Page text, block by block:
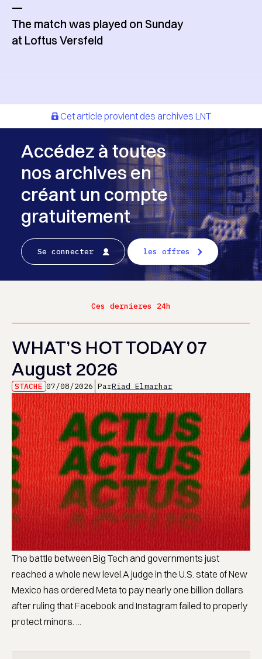
—
The match was played on Sunday
at Loftus Versfeld
Cet article provient des archives LNT
Accédez à toutes
nos archives en
créant un compte
gratuitement
Se connecter les offres
Ces dernieres 24h
WHAT’S HOT TODAY 07
August 2026
STACHE 07/08/2026 ParRiad Elmarhar
The battle between Big Tech and governments just
reached a whole new level.A judge in the U.S. state of New
Mexico has ordered Meta to pay nearly one billion dollars
after ruling that Facebook and Instagram failed to properly
protect minors. ...